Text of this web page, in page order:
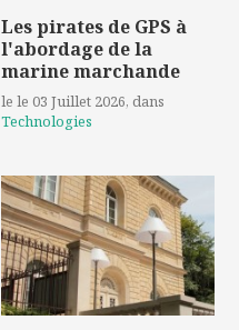
Les pirates de GPS à
l'abordage de la
marine marchande
le le 03 Juillet 2026, dans
Technologies